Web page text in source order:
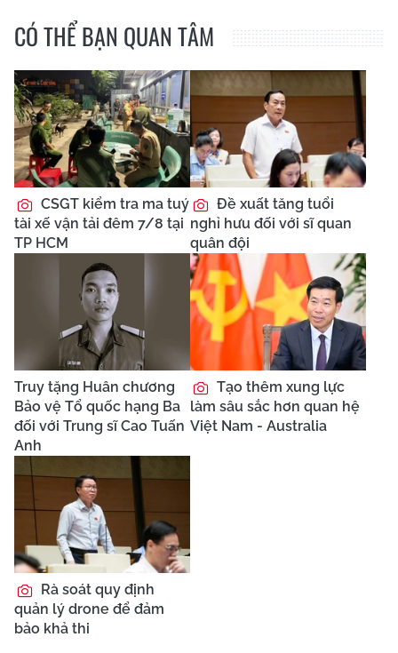
CÓ THỂ BẠN QUAN TÂM
CSGT kiểm tra ma tuý
tài xế vận tải đêm 7/8 tại
TP HCM
Đề xuất tăng tuổi
nghỉ hưu đối với sĩ quan
quân đội
Truy tặng Huân chương
Bảo vệ Tổ quốc hạng Ba
đối với Trung sĩ Cao Tuấn
Anh
Tạo thêm xung lực
làm sâu sắc hơn quan hệ
Việt Nam - Australia
Rà soát quy định
quản lý drone để đảm
bảo khả thi